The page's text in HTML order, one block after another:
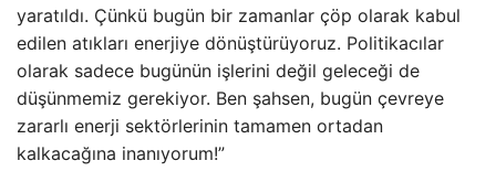
yaratıldı. Çünkü bugün bir zamanlar çöp olarak kabul
edilen atıkları enerjiye dönüştürüyoruz. Politikacılar
olarak sadece bugünün işlerini değil geleceği de
düşünmemiz gerekiyor. Ben şahsen, bugün çevreye
zararlı enerji sektörlerinin tamamen ortadan
kalkacağına inanıyorum!”